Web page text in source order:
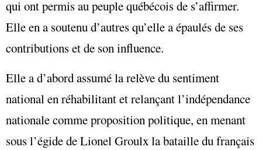
qui ont permis au peuple québécois de s’affirmer.
Elle en a soutenu d’autres qu’elle a épaulés de ses
contributions et de son influence.
Elle a d’abord assumé la relève du sentiment
national en réhabilitant et relançant l’indépendance
nationale comme proposition politique, en menant
sous l’égide de Lionel Groulx la bataille du français